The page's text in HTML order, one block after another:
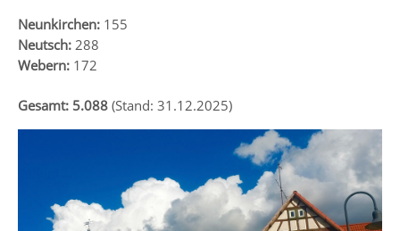
Neunkirchen: 155
Neutsch: 288
Webern: 172
Gesamt: 5.088 (Stand: 31.12.2025)